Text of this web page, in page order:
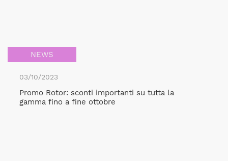
NEWS
03/10/2023
Promo Rotor: sconti importanti su tutta la
gamma fino a fine ottobre